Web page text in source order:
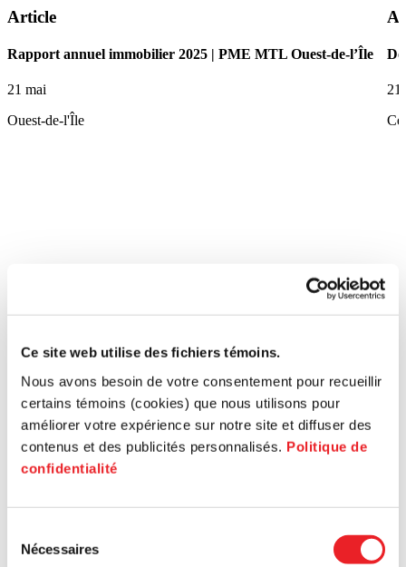
Ce site web utilise des fichiers témoins.
Nous avons besoin de votre consentement pour recueillir
certains témoins (cookies) que nous utilisons pour
améliorer votre expérience sur notre site et diffuser des
contenus et des publicités personnalisés. Politique de
confidentialité
Nécessaires
Article
Rapport annuel immobilier 2025 | PME MTL Ouest-de-l’Île
21 mai
Ouest-de-l'Île
21